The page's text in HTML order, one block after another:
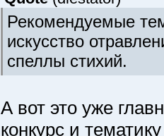
Рекомендуемые
искусство
спеллы стихий.
А вот это уже
конкурс и тематику